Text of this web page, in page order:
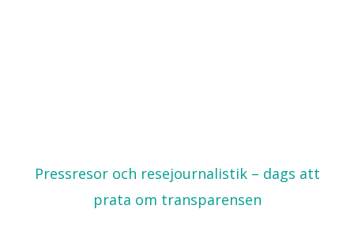
Pressresor och resejournalistik – dags att
prata om transparensen